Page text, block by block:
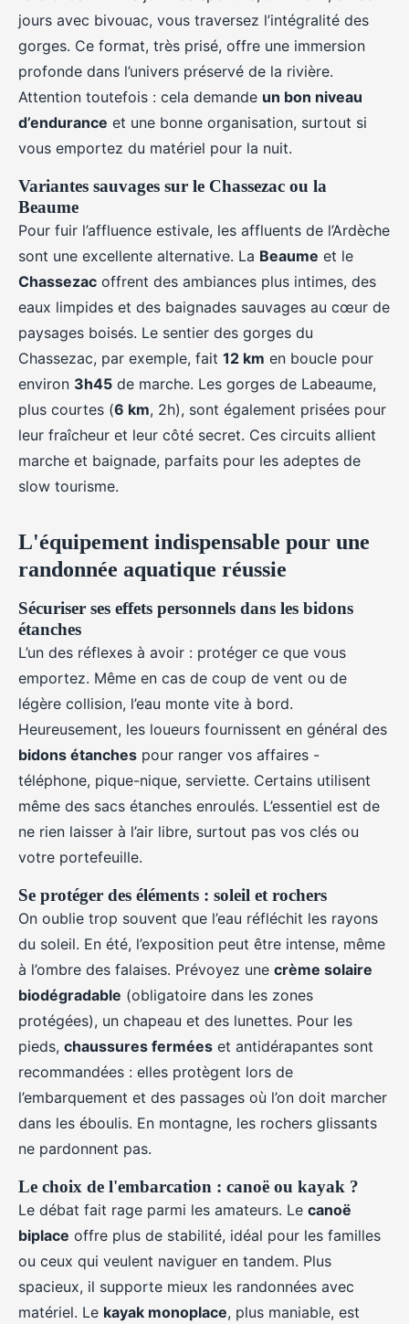
jours avec bivouac, vous traversez l’intégralité des
gorges. Ce format, très prisé, offre une immersion
profonde dans l’univers préservé de la rivière.
Attention toutefois : cela demande un bon niveau
d’endurance et une bonne organisation, surtout si
vous emportez du matériel pour la nuit.
Variantes sauvages sur le Chassezac ou la
Beaume
Pour fuir l’affluence estivale, les affluents de l’Ardèche
sont une excellente alternative. La Beaume et le
Chassezac offrent des ambiances plus intimes, des
eaux limpides et des baignades sauvages au cœur de
paysages boisés. Le sentier des gorges du
Chassezac, par exemple, fait 12 km en boucle pour
environ 3h45 de marche. Les gorges de Labeaume,
plus courtes (6 km, 2h), sont également prisées pour
leur fraîcheur et leur côté secret. Ces circuits allient
marche et baignade, parfaits pour les adeptes de
slow tourisme.
L'équipement indispensable pour une
randonnée aquatique réussie
Sécuriser ses effets personnels dans les bidons
étanches
L’un des réflexes à avoir : protéger ce que vous
emportez. Même en cas de coup de vent ou de
légère collision, l’eau monte vite à bord.
Heureusement, les loueurs fournissent en général des
bidons étanches pour ranger vos affaires -
téléphone, pique-nique, serviette. Certains utilisent
même des sacs étanches enroulés. L’essentiel est de
ne rien laisser à l’air libre, surtout pas vos clés ou
votre portefeuille.
Se protéger des éléments : soleil et rochers
On oublie trop souvent que l’eau réfléchit les rayons
du soleil. En été, l’exposition peut être intense, même
à l’ombre des falaises. Prévoyez une crème solaire
biodégradable (obligatoire dans les zones
protégées), un chapeau et des lunettes. Pour les
pieds, chaussures fermées et antidérapantes sont
recommandées : elles protègent lors de
l’embarquement et des passages où l’on doit marcher
dans les éboulis. En montagne, les rochers glissants
ne pardonnent pas.
Le choix de l'embarcation : canoë ou kayak ?
Le débat fait rage parmi les amateurs. Le canoë
biplace offre plus de stabilité, idéal pour les familles
ou ceux qui veulent naviguer en tandem. Plus
spacieux, il supporte mieux les randonnées avec
matériel. Le kayak monoplace, plus maniable, est